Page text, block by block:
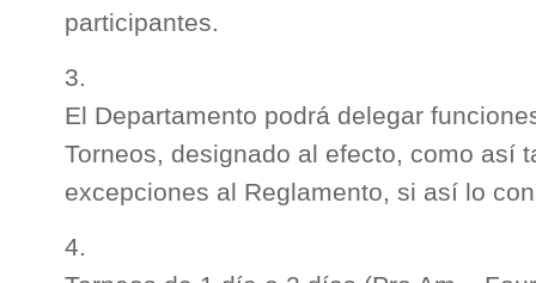
participantes.
El Departamento podrá delegar
Torneos, designado al efecto, como así
excepciones al Reglamento, si así lo